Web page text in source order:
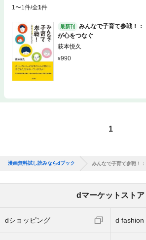
1〜1件/全1件
最新刊
みんなで子育て参戦！：
が心をつなぐ
萩本悦久
990
1
漫画無料試し読みならdブック みんなで子育て参戦！
dマーケットストア
dショッピング d fashion